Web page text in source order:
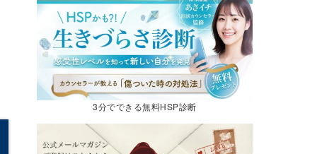
3分でできる無料HSP診断